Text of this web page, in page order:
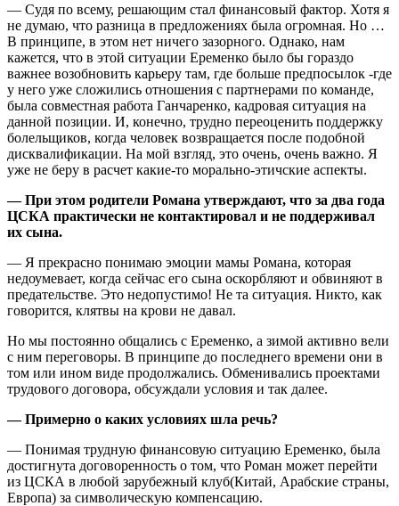
— Судя по всему, решающим стал финансовый фактор. Хотя я
не думаю, что разница в предложениях была огромная. Но …
В принципе, в этом нет ничего зазорного. Однако, нам
кажется, что в этой ситуации Еременко было бы гораздо
важнее возобновить карьеру там, где больше предпосылок -где
у него уже сложились отношения с партнерами по команде,
была совместная работа Ганчаренко, кадровая ситуация на
данной позиции. И, конечно, трудно переоценить поддержку
болельщиков, когда человек возвращается после подобной
дисквалификации. На мой взгляд, это очень, очень важно. Я
уже не беру в расчет какие-то морально-этичские аспекты.
— При этом родители Романа утверждают, что за два года
ЦСКА практически не контактировал и не поддерживал
их сына.
— Я прекрасно понимаю эмоции мамы Романа, которая
недоумевает, когда сейчас его сына оскорбляют и обвиняют в
предательстве. Это недопустимо! Не та ситуация. Никто, как
говорится, клятвы на крови не давал.
Но мы постоянно общались с Еременко, а зимой активно вели
с ним переговоры. В принципе до последнего времени они в
том или ином виде продолжались. Обменивались проектами
трудового договора, обсуждали условия и так далее.
— Примерно о каких условиях шла речь?
— Понимая трудную финансовую ситуацию Еременко, была
достигнута договоренность о том, что Роман может перейти
из ЦСКА в любой зарубежный клуб(Китай, Арабские страны,
Европа) за символическую компенсацию.